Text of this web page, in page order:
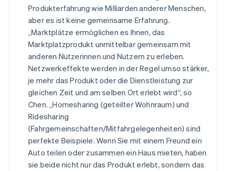
Produkterfahrung wie Milliarden anderer Menschen,
aber es ist keine gemeinsame Erfahrung.
„Marktplätze ermöglichen es Ihnen, das
Marktplatzprodukt unmittelbar gemeinsam mit
anderen Nutzerinnen und Nutzern zu erleben.
Netzwerkeffekte werden in der Regel umso stärker,
je mehr das Produkt oder die Dienstleistung zur
gleichen Zeit und am selben Ort erlebt wird“, so
Chen. „Homesharing (geteilter Wohnraum) und
Ridesharing
(Fahrgemeinschaften/Mitfahrgelegenheiten) sind
perfekte Beispiele. Wenn Sie mit einem Freund ein
Auto teilen oder zusammen ein Haus mieten, haben
sie beide nicht nur das Produkt erlebt, sondern das